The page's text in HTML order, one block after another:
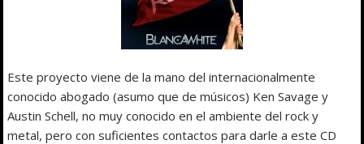
Este proyecto viene de la mano del internacionalmente
conocido abogado (asumo que de músicos) Ken Savage y
Austin Schell, no muy conocido en el ambiente del rock y
metal, pero con suficientes contactos para darle a este CD